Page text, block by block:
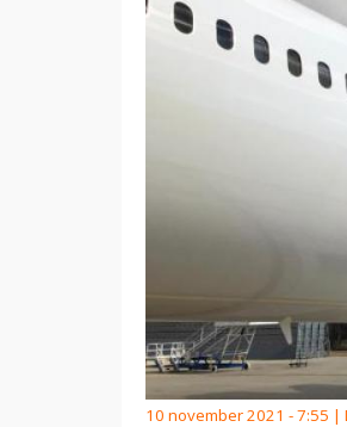
10 november 2021 - 7:55 |